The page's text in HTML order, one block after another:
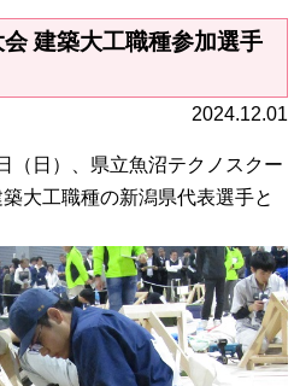
建築大工職種参加選手
2024.12.01
（日）、県立魚沼テクノスクー
大工職種の新潟県代表選手と